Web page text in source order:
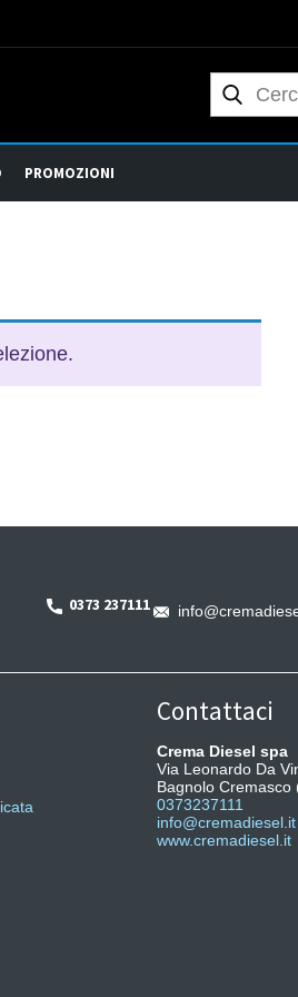
PROMOZIONI
0373 237111
Contattaci
Crema Diesel spa
Via Leonardo Da
Bagnolo Cremasco
0373237111
info@cremadiesel.it
www.cremadiesel.it